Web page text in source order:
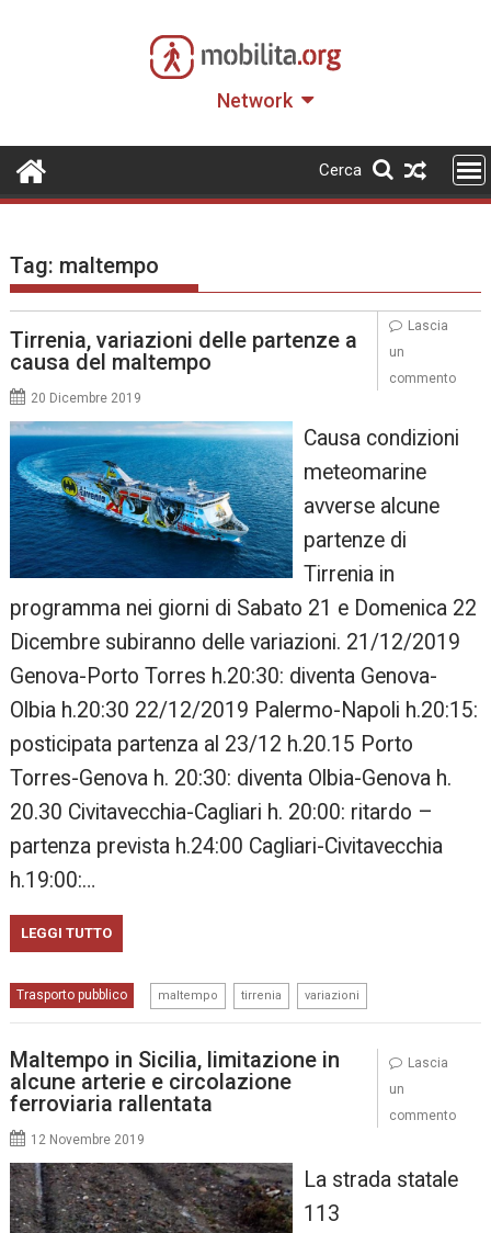
Network
Cerca
Tag: maltempo
Tirrenia, variazioni delle partenze a
causa del maltempo
20 Dicembre 2019
Causa condizioni
meteomarine
avverse alcune
partenze di
Tirrenia in
programma nei giorni di Sabato 21 e Domenica 22
Dicembre subiranno delle variazioni. 21/12/2019
Genova-Porto Torres h.20:30: diventa Genova-
Olbia h.20:30 22/12/2019 Palermo-Napoli h.20:15:
posticipata partenza al 23/12 h.20.15 Porto
Torres-Genova h. 20:30: diventa Olbia-Genova h.
20.30 Civitavecchia-Cagliari h. 20:00: ritardo –
partenza prevista h.24:00 Cagliari-Civitavecchia
h.19:00:…
LEGGI TUTTO
Trasporto pubblico maltempo tirrenia variazioni
Lascia
un
commento
Maltempo in Sicilia, limitazione in
alcune arterie e circolazione
ferroviaria rallentata
12 Novembre 2019
La strada statale
113
Lascia
un
commento